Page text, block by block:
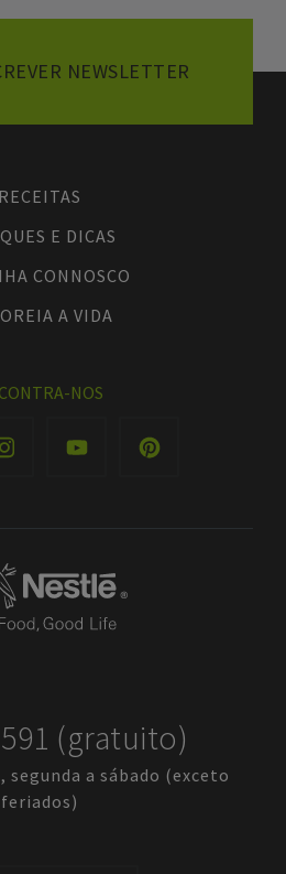
NEWSLETTER
RECEITAS
E DICAS
CONNOSCO
A VIDA
NOS
(gratuito)
segunda a sábado (exceto
feriados)